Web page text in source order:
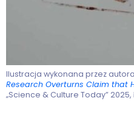
Ilustracja wykonana przez autora
Research Overturns Claim that
„Science & Culture Today”